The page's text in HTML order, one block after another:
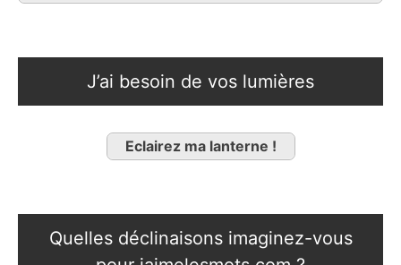
J’ai besoin de vos lumières
Eclairez ma lanterne !
Quelles déclinaisons imaginez-vous